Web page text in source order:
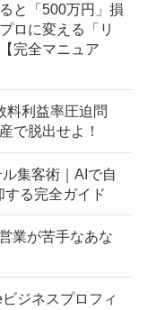
と「500万円」損
ロに変える「リ
完全マニュア
料利益率圧迫問
で脱出せよ！
集客術｜AIで自
る完全ガイド
業が苦手なあな
ジネスプロフィ